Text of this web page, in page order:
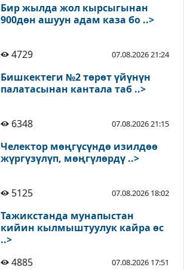
Бир жылда жол кырсыгынан
900дөн ашуун адам каза бо ..>
4729 07.08.2026 21:24
Бишкектеги №2 төрөт үйүнүн
палатасынан кантала таб ..>
6348 07.08.2026 21:15
Челектор мөңгүсүндө изилдөө
жүргүзүлүп, мөңгүлөрдү ..>
5125 07.08.2026 18:02
Тажикстанда мунапыстан
кийин кылмыштуулук кайра өс
..>
4885
07.08.2026 17:51